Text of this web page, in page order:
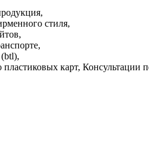
стиля,
пластиковых карт, Консультации